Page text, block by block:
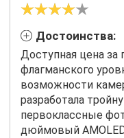
Достоинства:
Доступная цена за
флагманского
возможности
разработала
первоклассные
дюймовый